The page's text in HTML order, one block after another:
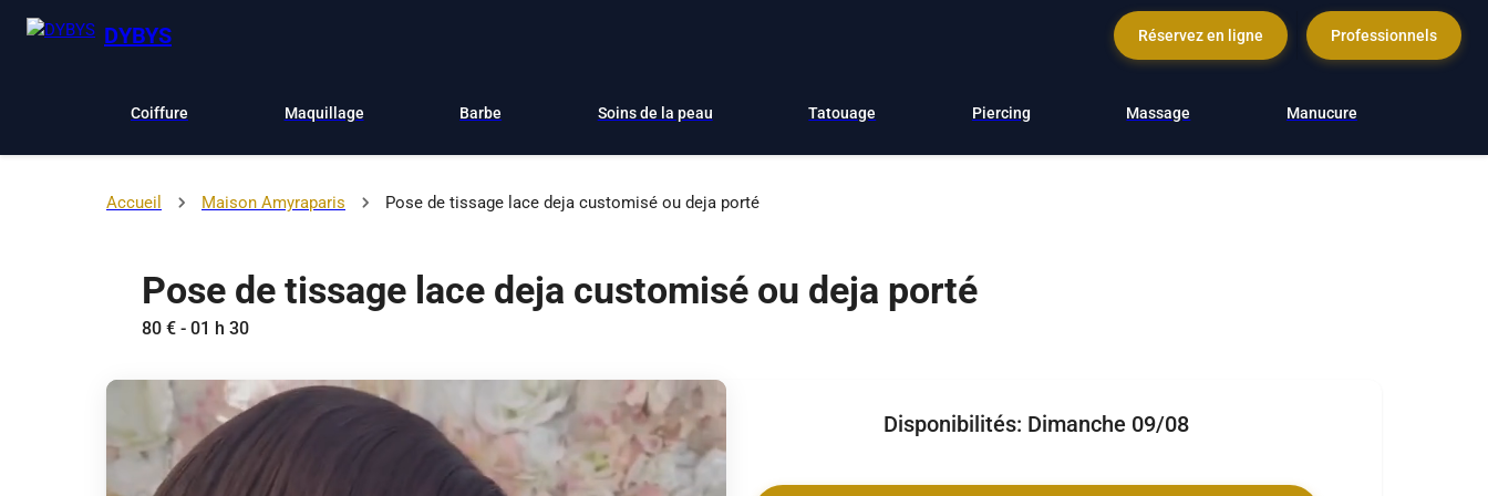
DYBYS Réservez en ligne Professionnels
Coiffure Maquillage Barbe Soins de la peau Tatouage Piercing Massage Manucure
Accueil Maison Amyraparis Pose de tissage lace deja customisé ou deja porté
Pose de tissage lace deja customisé ou deja porté
80 € - 01 h 30
Disponibilités: Dimanche 09/08